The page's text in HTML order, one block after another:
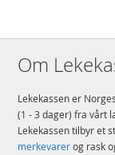
Om
Lekekassen er
(1 - 3 dager) fra vårt
Lekekassen tilbyr et
merkevarerog rask